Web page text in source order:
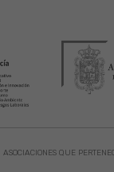
ASOCIACIONES QUE